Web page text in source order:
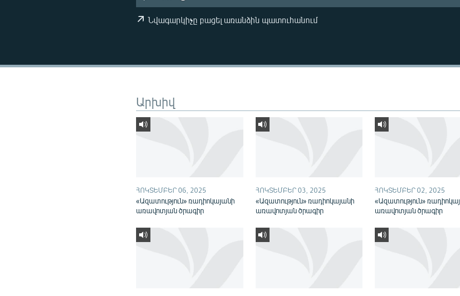
Նվագարկիչը բացել առանձին պատուհանում
Արխիվ
ՀՈԿՏԵՄԲԵՐ 06, 2025
«Ազատություն» ռադիոկայանի
առավոտյան ծրագիր
ՀՈԿՏԵՄԲԵՐ 03, 2025
«Ազատություն» ռադիոկայանի
առավոտյան ծրագիր
ՀՈԿՏԵՄԲԵՐ 02, 2025
«Ազատություն»
առավոտյան ծրագիր